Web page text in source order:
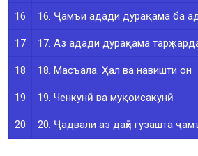
16 16. Ҷамъи адади дурақама ба
17 17. Аз адади дурақама тарҳ
18 18. Масъала. Ҳал ва навишти он
19 19. Ченкунӣ ва муқоисакунӣ
20 20. Ҷадвали аз даҳӣ гузашта